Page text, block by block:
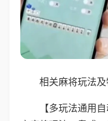
相关麻将玩法
【多玩法通用